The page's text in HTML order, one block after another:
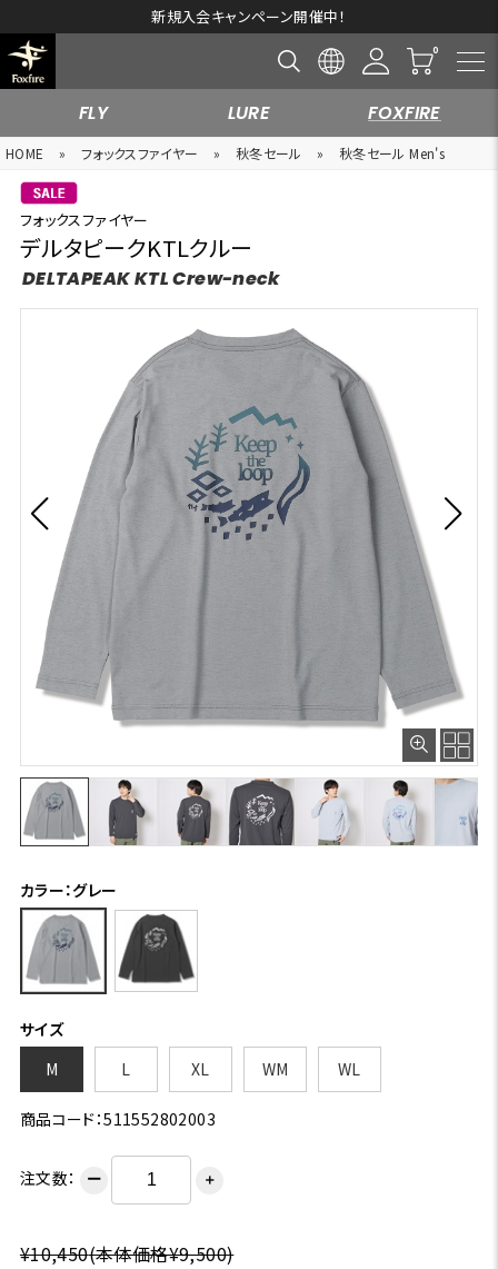
新規入会キャンペーン開催中！
FLY LURE FOXFIRE
HOME » フォックスファイヤー » 秋冬セール » 秋冬セール Men's
フォックスファイヤー
デルタピークKTLクルー
DELTAPEAK KTL Crew-neck
カラー：グレー
サイズ
M
L XL WM WL
商品コード：511552802003
注文数： ー ＋
¥10,450(本体価格¥9,500)